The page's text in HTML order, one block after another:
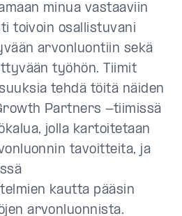
minua vastaaviin
toivoin osallistuvani
arvonluontiin sekä
työhön. Tiimit
tehdä töitä näiden
Partners -tiimissä
jolla kartoitetaan
tavoitteita, ja
kautta pääsin
arvonluonnista.